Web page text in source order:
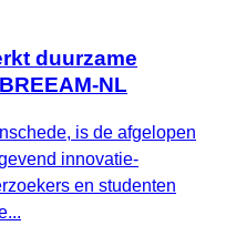
duurzame
is de afgelopen
innovatie-
en studenten